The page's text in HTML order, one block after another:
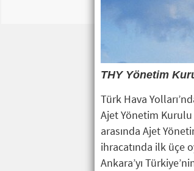
THY Yönetim
Türk Hava
Ajet Yönetim
arasında Ajet
ihracatında ilk üçe
Ankara’yı